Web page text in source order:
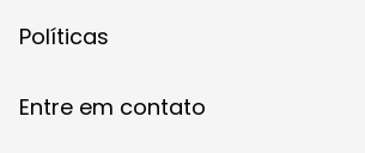
Políticas
Entre em contato